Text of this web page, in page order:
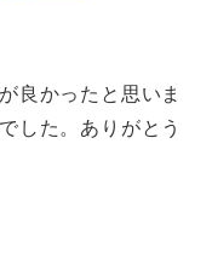
良かったと思いま
した。ありがとう